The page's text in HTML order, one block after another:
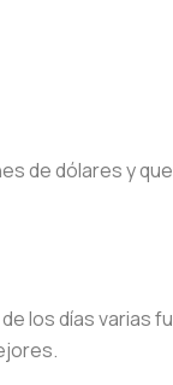
de dólares y
los días varias